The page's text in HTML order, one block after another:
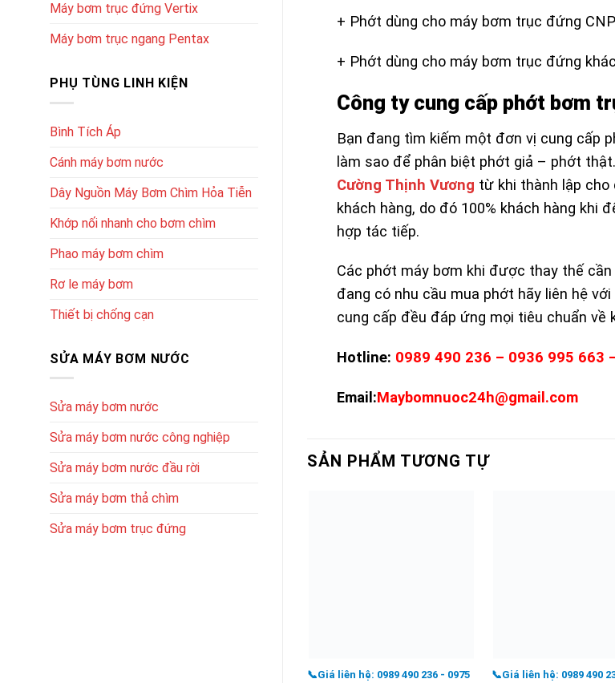
Máy bơm trục đứng Vertix
Máy bơm trục ngang Pentax
PHỤ TÙNG LINH KIỆN
Bình Tích Áp
Cánh máy bơm nước
Dây Nguồn Máy Bơm Chìm Hỏa Tiễn
Khớp nối nhanh cho bơm chìm
Phao máy bơm chìm
Rơ le máy bơm
Thiết bị chống cạn
SỬA MÁY BƠM NƯỚC
Sửa máy bơm nước
Sửa máy bơm nước công nghiệp
Sửa máy bơm nước đầu rời
Sửa máy bơm thả chìm
Sửa máy bơm trục đứng
+ Phớt dùng cho máy bơm trục đứng
+ Phớt dùng cho máy bơm trục đứng
Công ty cung cấp phớt bơm
Bạn đang tìm kiếm một đơn vị cung cấp
làm sao để phân biệt phớt giả – phớt
Cường Thịnh Vương từ khi thành lập cho
khách hàng, do đó 100% khách hàng khi
hợp tác tiếp.
Các phớt máy bơm khi được thay thế
đang có nhu cầu mua phớt hãy liên hệ với
cung cấp đều đáp ứng mọi tiêu chuẩn về
Hotline: 0989 490 236 – 0936 995 663
Email:Maybomnuoc24h@gmail.com
SẢN PHẨM TƯƠNG TỰ
📞Giá liên hệ: 0989 490 236 - 0975
📞Giá liên hệ: 0989 490